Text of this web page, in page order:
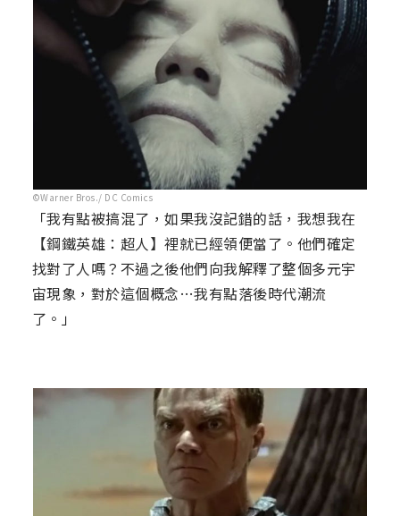
©Warner Bros./ DC Comics
「我有點被搞混了，如果我沒記錯的話，我想我在
【鋼鐵英雄：超人】裡就已經領便當了。他們確定
找對了人嗎？不過之後他們向我解釋了整個多元宇
宙現象，對於這個概念…我有點落後時代潮流
了。」